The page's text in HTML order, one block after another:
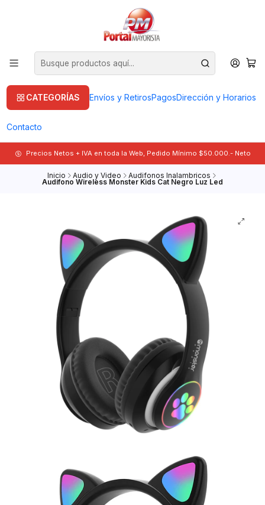
CATEGORÍAS Envíos y RetirosPagosDirección y Horarios
Contacto
Precios Netos + IVA en toda la Web, Pedido Mínimo $50.000.- Neto
Inicio Audio y Video Audifonos Inalambricos
Audifono Wireless Monster Kids Cat Negro Luz Led